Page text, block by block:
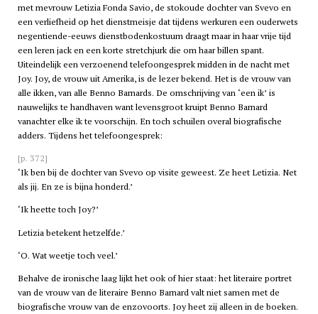
met mevrouw Letizia Fonda Savio, de stokoude dochter van Svevo en
een verliefheid op het dienstmeisje dat tijdens werkuren een ouderwets
negentiende-eeuws dienstbodenkostuum draagt maar in haar vrije tijd
een leren jack en een korte stretchjurk die om haar billen spant.
Uiteindelijk een verzoenend telefoongesprek midden in de nacht met
Joy. Joy, de vrouw uit Amerika, is de lezer bekend. Het is de vrouw van
alle ikken, van alle Benno Barnards. De omschrijving van ‘een ik’ is
nauwelijks te handhaven want levensgroot kruipt Benno Barnard
vanachter elke ik te voorschijn. En toch schuilen overal biografische
adders. Tijdens het telefoongesprek:
[p. 372]
‘Ik ben bij de dochter van Svevo op visite geweest. Ze heet Letizia. Net
als jij. En ze is bijna honderd.’
‘Ik heette toch Joy?’
Letizia betekent hetzelfde.’
‘O. Wat weetje toch veel.’
Behalve de ironische laag lijkt het ook of hier staat: het literaire portret
van de vrouw van de literaire Benno Barnard valt niet samen met de
biografische vrouw van de enzovoorts. Joy heet zij alleen in de boeken.